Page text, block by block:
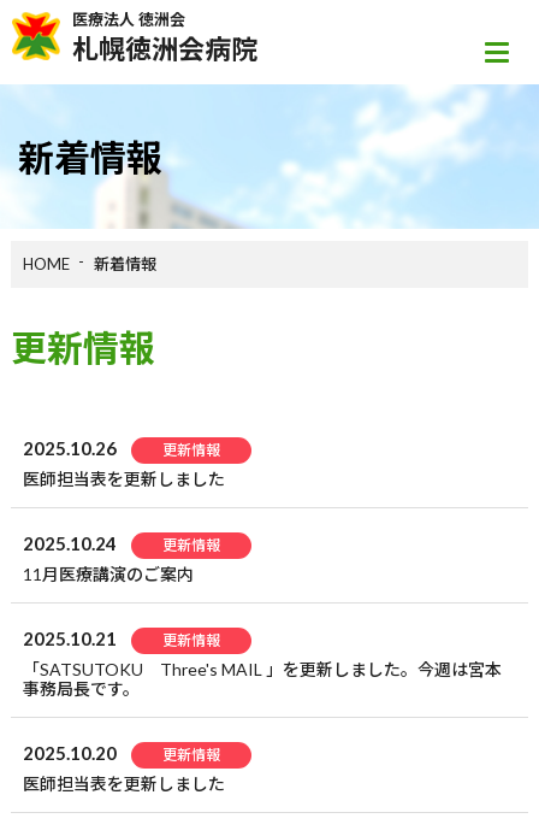
医療法人 徳洲会
札幌徳洲会病院
新着情報
HOME 新着情報
更新情報
2025.10.26 更新情報
医師担当表を更新しました
2025.10.24 更新情報
11月医療講演のご案内
2025.10.21 更新情報
「SATSUTOKU Three's MAIL 」を更新しました。今週は宮本
事務局長です。
2025.10.20 更新情報
医師担当表を更新しました